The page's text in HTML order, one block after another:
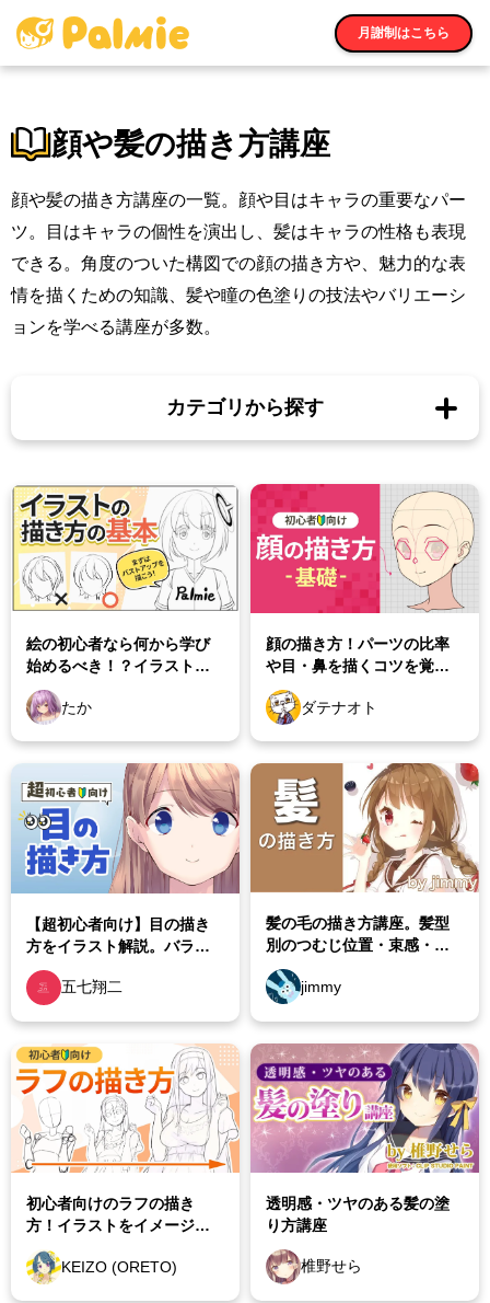
月謝制はこちら
顔や髪の描き方講座
顔や髪の描き方講座の一覧。顔や目はキャラの重要なパー
ツ。目はキャラの個性を演出し、髪はキャラの性格も表現
できる。角度のついた構図での顔の描き方や、魅力的な表
情を描くための知識、髪や瞳の色塗りの技法やバリエーシ
ョンを学べる講座が多数。
カテゴリから探す
顔や髪の描き方講座
身体の描き方講座
服や小物の描き方講座
構図と色の塗り方講座
背景の基本とパース講座
空・雲・木・自然の描き方
動物・ケモミミの描き方
コピック・色鉛筆の講座
イラストメイキング
アニメの描き方講座
クリスタの設定と使い方講座
キャラデザやその他の講座
絵の初心者なら何から学び
始めるべき！？イラストの
描き方を基本から学べる講
座はこちら
たか
顔の描き方！パーツの比率
や目・鼻を描くコツを覚え
よう
ダテナオト
【超初心者向け】目の描き
方をイラスト解説。バラン
スの取り方や色塗りのコツ
五七翔二
髪の毛の描き方講座。髪型
別のつむじ位置・束感・流
れのコツは？
jimmy
初心者向けのラフの描き
方！イラストをイメージ通
りに仕上げる方法を解説
KEIZO (ORETO)
透明感・ツヤのある髪の塗
り方講座
椎野せら